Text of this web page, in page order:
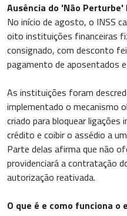
Ausência do 'Não
No início de agosto, o INSS
oito instituições financeiras
consignado, com desconto
pagamento de aposentados
As instituições foram
implementado o mecanismo
criado para bloquear
crédito e coibir o assédio a
Parte delas afirma que não
providenciará a contratação
autorização reativada.
O que é e como funciona o